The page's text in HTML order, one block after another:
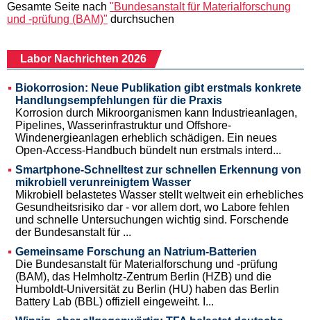
Gesamte Seite nach "Bundesanstalt für Materialforschung
und -prüfung (BAM)" durchsuchen
Labor Nachrichten 2026
Biokorrosion: Neue Publikation gibt erstmals konkrete
Handlungsempfehlungen für die Praxis
Korrosion durch Mikroorganismen kann Industrieanlagen,
Pipelines, Wasserinfrastruktur und Offshore-
Windenergieanlagen erheblich schädigen. Ein neues
Open-Access-Handbuch bündelt nun erstmals interd...
Smartphone-Schnelltest zur schnellen Erkennung von
mikrobiell verunreinigtem Wasser
Mikrobiell belastetes Wasser stellt weltweit ein erhebliches
Gesundheitsrisiko dar - vor allem dort, wo Labore fehlen
und schnelle Untersuchungen wichtig sind. Forschende
der Bundesanstalt für ...
Gemeinsame Forschung an Natrium-Batterien
Die Bundesanstalt für Materialforschung und -prüfung
(BAM), das Helmholtz-Zentrum Berlin (HZB) und die
Humboldt-Universität zu Berlin (HU) haben das Berlin
Battery Lab (BBL) offiziell eingeweiht. I...